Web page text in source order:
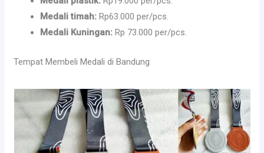
Medali timah: Rp63.000 per/pcs.
Medali Kuningan: Rp 73.000 per/pcs.
Tempat Membeli Medali di Bandung